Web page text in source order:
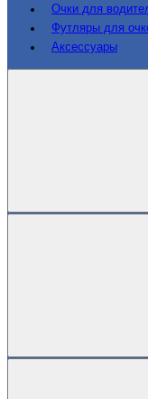
Очки для
Футляры для
Аксессуары